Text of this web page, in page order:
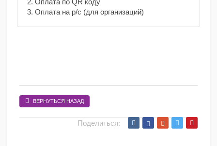
2. Оплата по QR коду
3. Оплата на р/с (для организаций)
ВЕРНУТЬСЯ НАЗАД
Поделиться: